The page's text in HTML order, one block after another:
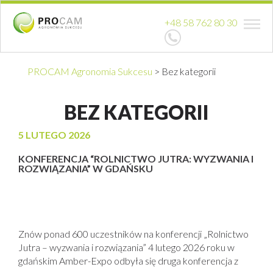
+48 58 762 80 30
PROCAM Agronomia Sukcesu > Bez kategorii
BEZ KATEGORII
5 LUTEGO 2026
KONFERENCJA “ROLNICTWO JUTRA: WYZWANIA I
ROZWIĄZANIA” W GDAŃSKU
Znów ponad 600 uczestników na konferencji „Rolnictwo
Jutra – wyzwania i rozwiązania” 4 lutego 2026 roku w
gdańskim Amber-Expo odbyła się druga konferencja z